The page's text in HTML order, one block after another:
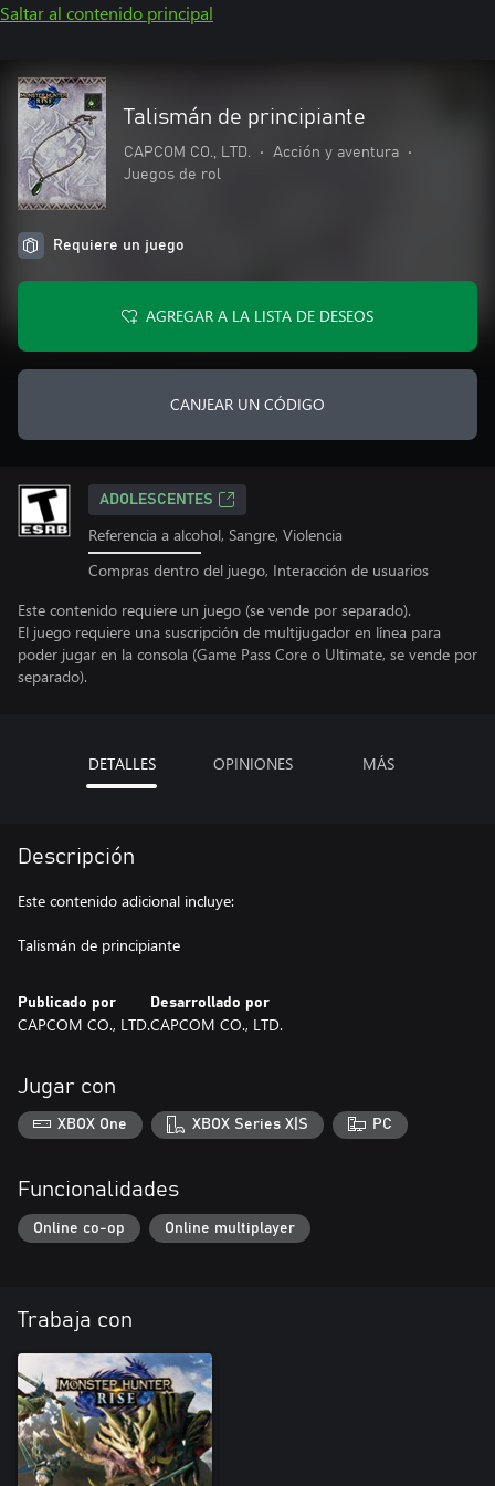
Saltar al contenido principal
Talismán de principiante
CAPCOM CO., LTD. • Acción y aventura
•
Juegos de rol
Requiere un juego
AGREGAR A LA LISTA DE DESEOS
CANJEAR UN CÓDIGO
ADOLESCENTES
Referencia a alcohol, Sangre, Violencia
Compras dentro del juego, Interacción de usuarios
Este contenido requiere un juego (se vende por separado).
El juego requiere una suscripción de multijugador en línea para
poder jugar en la consola (Game Pass Core o Ultimate, se vende por
separado).
DETALLES OPINIONES MÁS
Descripción
Este contenido adicional incluye:
Talismán de principiante
Publicado por
CAPCOM CO., LTD.
Desarrollado por
CAPCOM CO., LTD.
Jugar con
XBOX One XBOX Series X|S PC
Funcionalidades
Online co-op Online multiplayer
Trabaja con